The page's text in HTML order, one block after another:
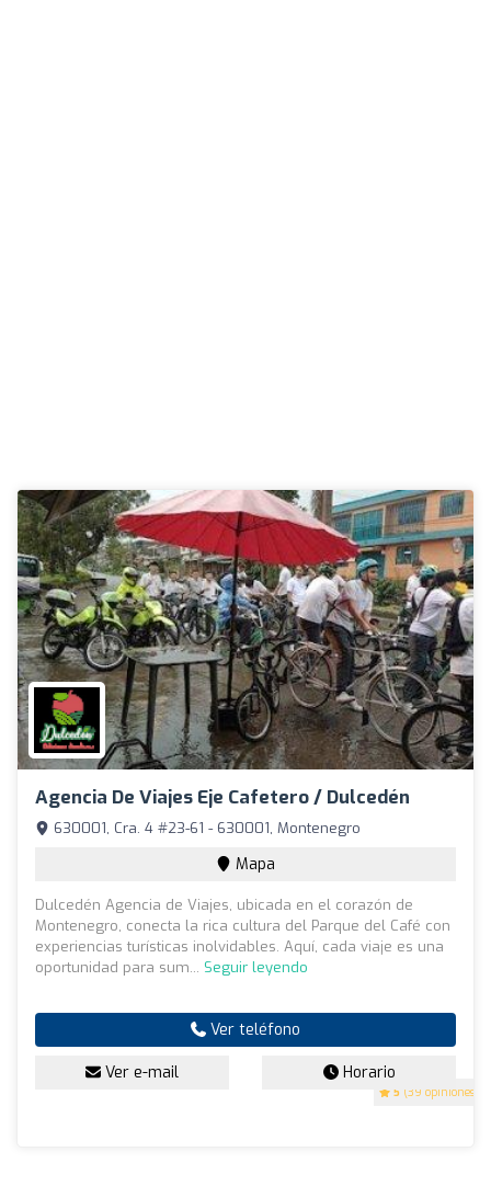
Agencia De Viajes Eje Cafetero / Dulcedén
5 (39 opiniones)
630001, Cra. 4 #23-61 - 630001, Montenegro
Mapa
Dulcedén Agencia de Viajes, ubicada en el corazón de
Montenegro, conecta la rica cultura del Parque del Café con
experiencias turísticas inolvidables. Aquí, cada viaje es una
oportunidad para sum... Seguir leyendo
Ver teléfono
Ver e-mail Horario